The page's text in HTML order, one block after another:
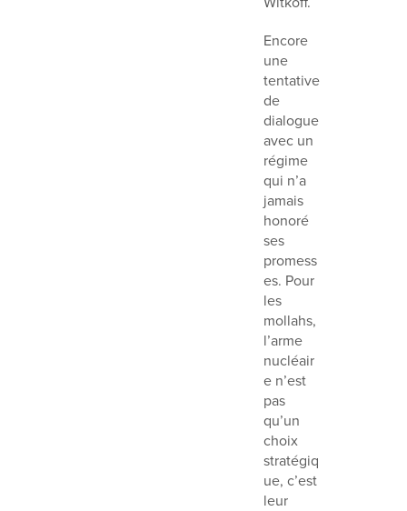
Encore
une
tentative
de
dialogue
avec un
régime
qui n’a
jamais
honoré
ses
promess
es. Pour
les
mollahs,
l’arme
nucléair
e n’est
pas
qu’un
choix
stratégiq
ue, c’est
leur